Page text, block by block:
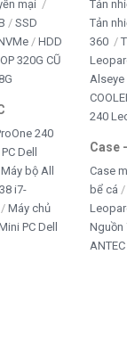
mại
SSD
HDD
320G CŨ
240
Dell
Máy bộ All
i7-
Máy chủ
PC Dell
Tản
Tản
360
Alseye
240
Case
Case
bể cá
Nguồn